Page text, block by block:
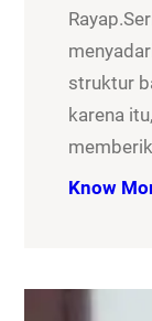
struktur
karena
Know